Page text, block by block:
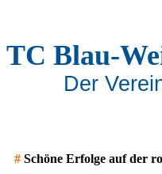
TC Blau-
Der
#Schöne Erfolge auf der